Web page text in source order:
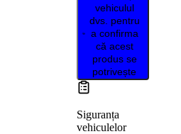
vehiculul
dvs. pentru
a confirma
că acest
produs se
potrivește
Siguranța
vehiculelor